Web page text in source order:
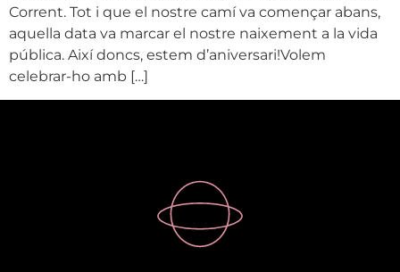
Corrent. Tot i que el nostre camí va començar abans,
aquella data va marcar el nostre naixement a la vida
pública. Així doncs, estem d’aniversari!Volem
celebrar-ho amb […]